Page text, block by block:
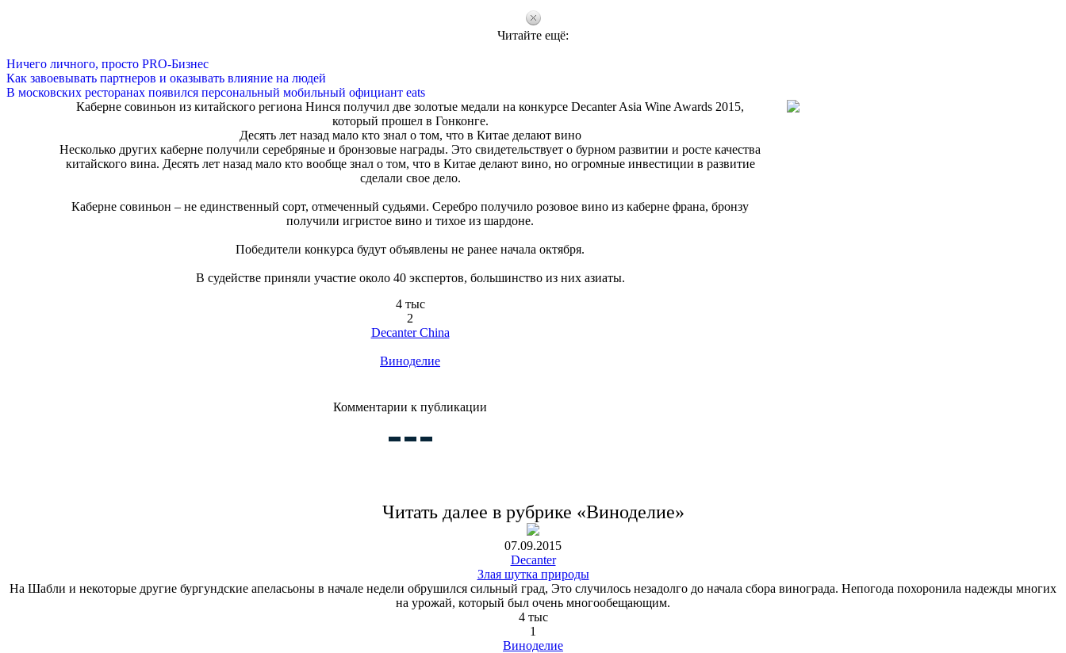
Читайте ещё:
Ничего личного, просто PRO-Бизнес
Как завоевывать партнеров и оказывать влияние на людей
В московских ресторанах появился персональный мобильный официант eats
Каберне совиньон из китайского региона Нинся получил две золотые медали на конкурсе Decanter Asia Wine Awards 2015,
который прошел в Гонконге.
Десять лет назад мало кто знал о том, что в Китае делают вино
Несколько других каберне получили серебряные и бронзовые награды. Это свидетельствует о бурном развитии и росте качества
китайского вина. Десять лет назад мало кто вообще знал о том, что в Китае делают вино, но огромные инвестиции в развитие
сделали свое дело.
Каберне совиньон – не единственный сорт, отмеченный судьями. Серебро получило розовое вино из каберне франа, бронзу
получили игристое вино и тихое из шардоне.
Победители конкурса будут объявлены не ранее начала октября.
В судействе приняли участие около 40 экспертов, большинство из них азиаты.
4 тыс
2
Decanter China
Виноделие
Комментарии к публикации
Читать далее в рубрике «Виноделие»
07.09.2015
Decanter
Злая шутка природы
На Шабли и некоторые другие бургундские апеласьоны в начале недели обрушился сильный град, Это случилось незадолго до начала сбора винограда. Непогода похоронила надежды многих
на урожай, который был очень многообещающим.
4 тыс
1
Виноделие